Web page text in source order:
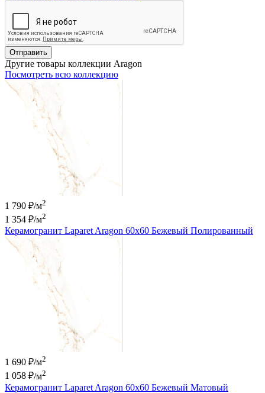
Отправить
Другие товары коллекции Aragon
Посмотреть всю коллекцию
1 790 ₽/м2
1 354 ₽/м2
Керамогранит Laparet Aragon 60x60 Бежевый Полированный
1 690 ₽/м2
1 058 ₽/м2
Керамогранит Laparet Aragon 60x60 Бежевый Матовый